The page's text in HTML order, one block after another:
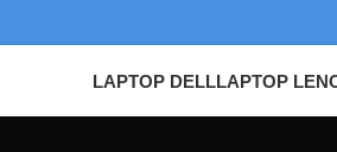
LAPTOP DELLLAPTOP